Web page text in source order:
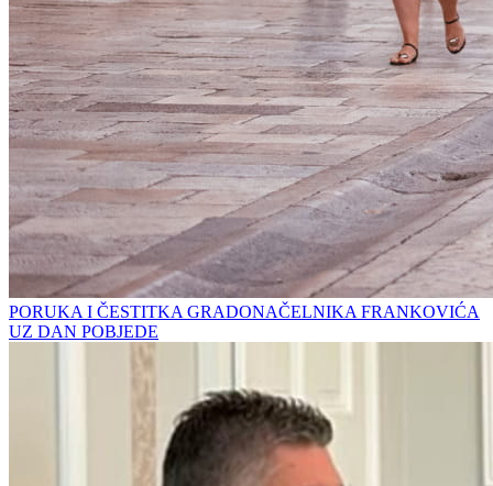
PORUKA I ČESTITKA GRADONAČELNIKA FRANKOVIĆA
UZ DAN POBJEDE